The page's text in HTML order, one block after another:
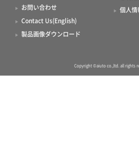
お問い合わせ
Contact Us(English)
製品画像ダウンロード
個人情
Copyright ©aiuto co.,ltd. all rights